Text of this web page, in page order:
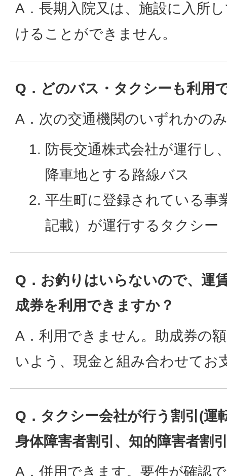
A．長期入院又は、施設に入所
けることができません。
Q．どのバス・タクシーも利用
A．次の交通機関のいずれかの
防長交通株式会社が運行し
降車地とする路線バス
平生町に登録されている事
記載）が運行するタクシー
Q．お釣りはいらないので、運
成券を利用できますか？
A．利用できません。助成券の
いよう、現金と組み合わせてお
Q．タクシー会社が行う割引(運
身体障害者割引、知的障害者割
A．併用できます。要件が確認